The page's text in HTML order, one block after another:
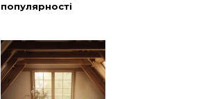
популярності